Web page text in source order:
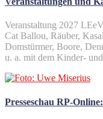
Veranstaltung 2027
Cat Ballou, Räuber,
Domstürmer, Boore,
u. a. mit dem Kinder-
Presseschau RP-